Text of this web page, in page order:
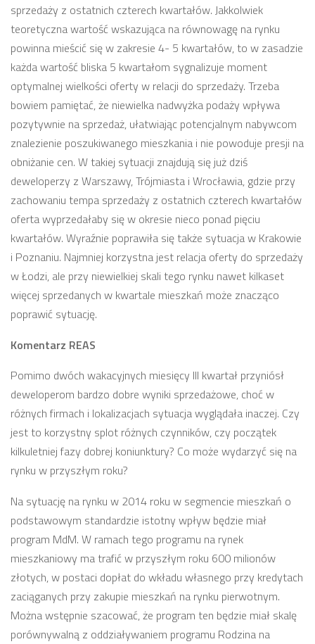
sprzedaży z ostatnich czterech kwartałów. Jakkolwiek
teoretyczna wartość wskazująca na równowagę na rynku
powinna mieścić się w zakresie 4- 5 kwartałów, to w zasadzie
każda wartość bliska 5 kwartałom sygnalizuje moment
optymalnej wielkości oferty w relacji do sprzedaży. Trzeba
bowiem pamiętać, że niewielka nadwyżka podaży wpływa
pozytywnie na sprzedaż, ułatwiając potencjalnym nabywcom
znalezienie poszukiwanego mieszkania i nie powoduje presji na
obniżanie cen. W takiej sytuacji znajdują się już dziś
deweloperzy z Warszawy, Trójmiasta i Wrocławia, gdzie przy
zachowaniu tempa sprzedaży z ostatnich czterech kwartałów
oferta wyprzedałaby się w okresie nieco ponad pięciu
kwartałów. Wyraźnie poprawiła się także sytuacja w Krakowie
i Poznaniu. Najmniej korzystna jest relacja oferty do sprzedaży
w Łodzi, ale przy niewielkiej skali tego rynku nawet kilkaset
więcej sprzedanych w kwartale mieszkań może znacząco
poprawić sytuację.
Komentarz REAS
Pomimo dwóch wakacyjnych miesięcy III kwartał przyniósł
deweloperom bardzo dobre wyniki sprzedażowe, choć w
różnych firmach i lokalizacjach sytuacja wyglądała inaczej. Czy
jest to korzystny splot różnych czynników, czy początek
kilkuletniej fazy dobrej koniunktury? Co może wydarzyć się na
rynku w przyszłym roku?
Na sytuację na rynku w 2014 roku w segmencie mieszkań o
podstawowym standardzie istotny wpływ będzie miał
program MdM. W ramach tego programu na rynek
mieszkaniowy ma trafić w przyszłym roku 600 milionów
złotych, w postaci dopłat do wkładu własnego przy kredytach
zaciąganych przy zakupie mieszkań na rynku pierwotnym.
Można wstępnie szacować, że program ten będzie miał skalę
porównywalną z oddziaływaniem programu Rodzina na